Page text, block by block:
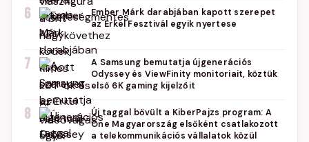
6
Ember Márk darabjában kapott szerepet
az Erkel Fesztivál egyik nyertese
7
A Samsung bemutatja újgenerációs
Odyssey és ViewFinity monitoriait, köztük
első 6K gaming kijelzőit
8
Új taggal bővült a KiberPajzs program: A
One Magyarország elsőként csatlakozott
a telekommunikációs vállalatok közül